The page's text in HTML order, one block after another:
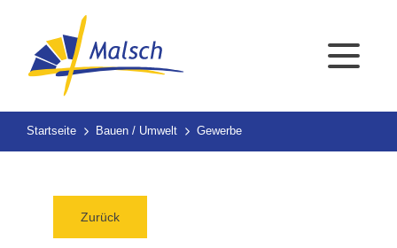
Startseite Bauen / Umwelt Gewerbe
Zurück